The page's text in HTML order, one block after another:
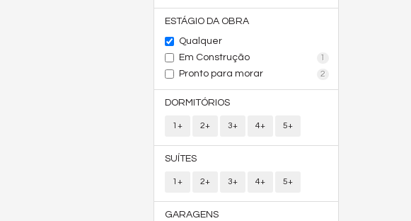
ESTÁGIO DA OBRA
Qualquer
Em Construção
1
Pronto para morar 2
DORMITÓRIOS
1+ 2+ 3+ 4+ 5+
SUÍTES
1+ 2+ 3+ 4+ 5+
GARAGENS